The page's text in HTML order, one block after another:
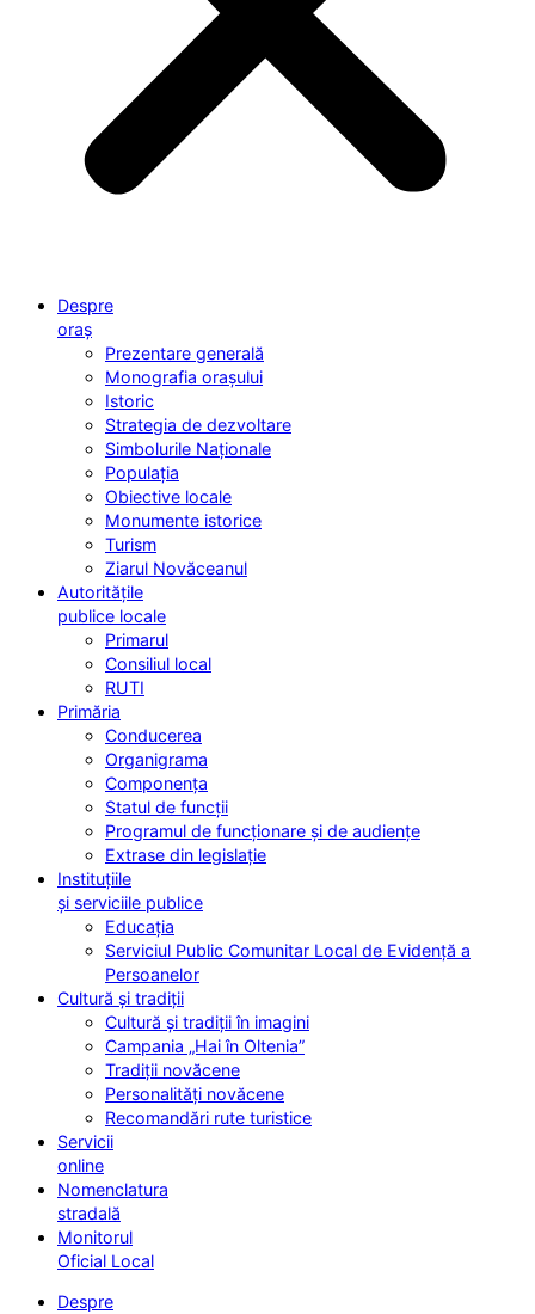
Despre
oraș
Prezentare generală
Monografia orașului
Istoric
Strategia de dezvoltare
Simbolurile Naționale
Populația
Obiective locale
Monumente istorice
Turism
Ziarul Novăceanul
Autoritățile
publice locale
Primarul
Consiliul local
RUTI
Primăria
Conducerea
Organigrama
Componența
Statul de funcții
Programul de funcționare și de audiențe
Extrase din legislație
Instituțiile
și serviciile publice
Educația
Serviciul Public Comunitar Local de Evidență a
Persoanelor
Cultură și tradiții
Cultură și tradiții în imagini
Campania „Hai în Oltenia”
Tradiții novăcene
Personalități novăcene
Recomandări rute turistice
Servicii
online
Nomenclatura
stradală
Monitorul
Oficial Local
Despre